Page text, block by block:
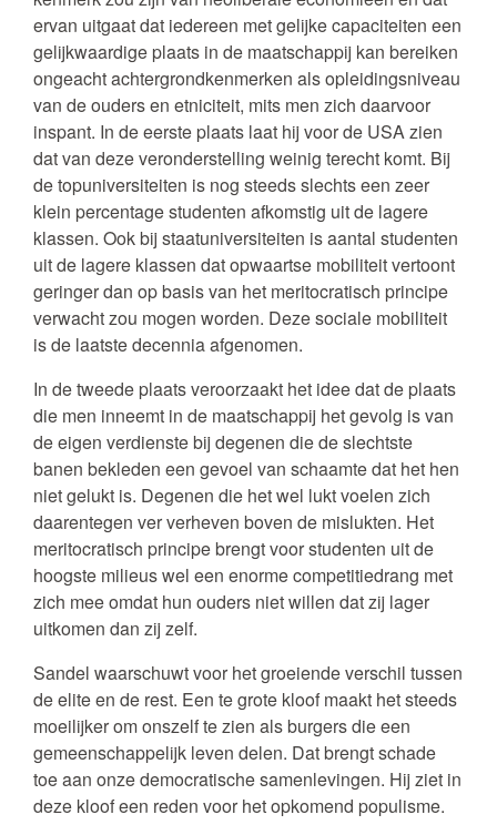
ervan uitgaat dat iedereen met gelijke capaciteiten een
gelijkwaardige plaats in de maatschappij kan bereiken
ongeacht achtergrondkenmerken als opleidingsniveau
van de ouders en etniciteit, mits men zich daarvoor
inspant. In de eerste plaats laat hij voor de USA zien
dat van deze veronderstelling weinig terecht komt. Bij
de topuniversiteiten is nog steeds slechts een zeer
klein percentage studenten afkomstig uit de lagere
klassen. Ook bij staatuniversiteiten is aantal studenten
uit de lagere klassen dat opwaartse mobiliteit vertoont
geringer dan op basis van het meritocratisch principe
verwacht zou mogen worden. Deze sociale mobiliteit
is de laatste decennia afgenomen.
In de tweede plaats veroorzaakt het idee dat de plaats
die men inneemt in de maatschappij het gevolg is van
de eigen verdienste bij degenen die de slechtste
banen bekleden een gevoel van schaamte dat het hen
niet gelukt is. Degenen die het wel lukt voelen zich
daarentegen ver verheven boven de mislukten. Het
meritocratisch principe brengt voor studenten uit de
hoogste milieus wel een enorme competitiedrang met
zich mee omdat hun ouders niet willen dat zij lager
uitkomen dan zij zelf.
Sandel waarschuwt voor het groeiende verschil tussen
de elite en de rest. Een te grote kloof maakt het steeds
moeilijker om onszelf te zien als burgers die een
gemeenschappelijk leven delen. Dat brengt schade
toe aan onze democratische samenlevingen. Hij ziet in
deze kloof een reden voor het opkomend populisme.